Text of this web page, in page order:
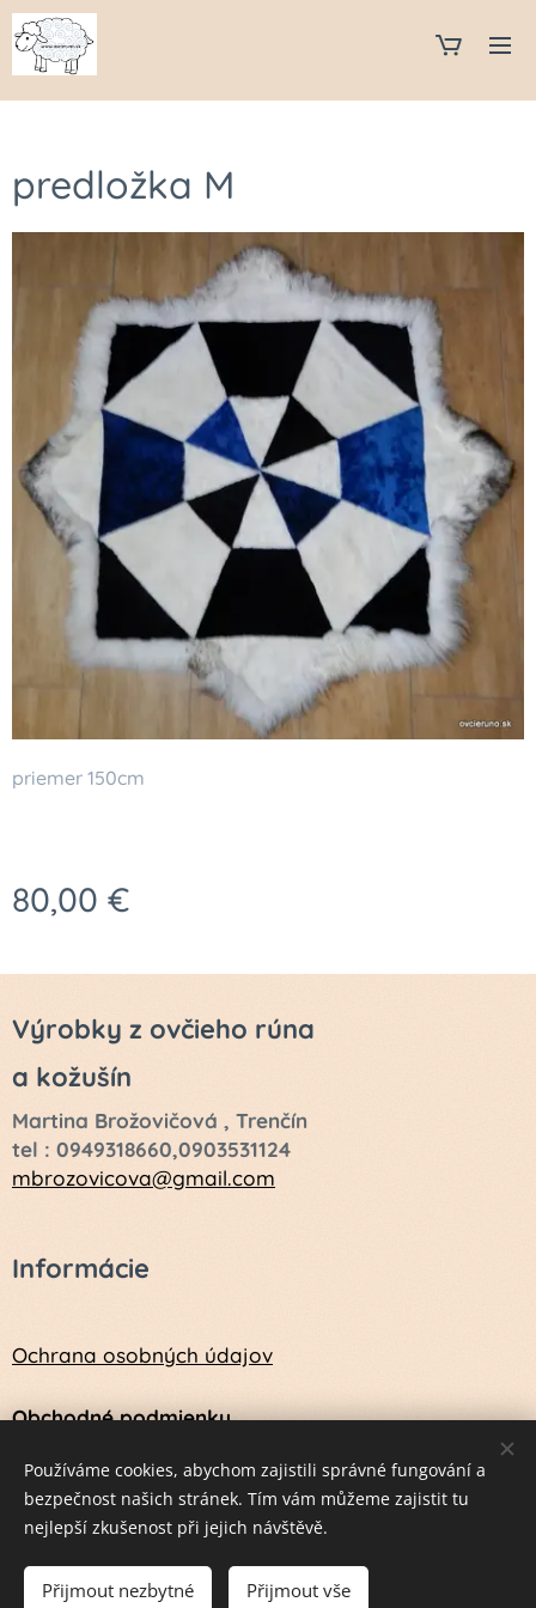
predložka M
priemer 150cm
80,00 €
Výrobky z ovčieho rúna
a kožušín
Martina Brožovičová , Trenčín
tel : 0949318660,0903531124
mbrozovicova@gmail.com
Informácie
Ochrana osobných údajov
Obchodné podmienky
Návod na údržbu a ošetrenie vlny a kožušín
Vytvorené službouWebnode Cookies
Používáme cookies, abychom zajistili správné fungování a
bezpečnost našich stránek. Tím vám můžeme zajistit tu
nejlepší zkušenost při jejich návštěvě.
Přijmout nezbytné Přijmout vše